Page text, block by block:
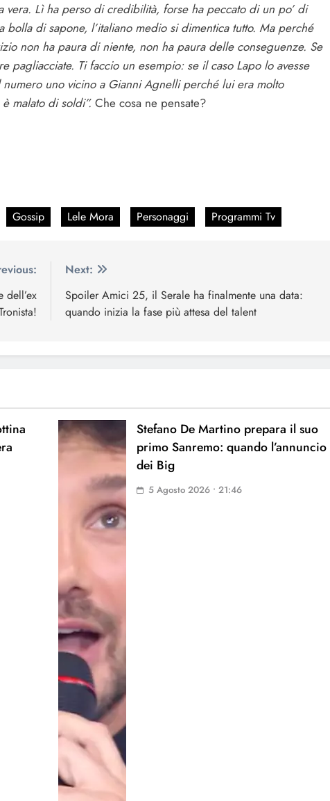
vera. Lì ha perso di credibilità, forse ha peccato di un po’ di
di sapone, l’italiano medio si dimentica tutto. Ma perché
non ha paura di niente, non ha paura delle conseguenze. Se
pagliacciate. Ti faccio un esempio: se il caso Lapo lo avesse
uno vicino a Gianni Agnelli perché lui era molto
malato di soldi”. Che cosa ne pensate?
Gossip Lele Mora Personaggi Programmi Tv
dell’ex
Next:
Spoiler Amici 25, il Serale ha finalmente una data:
quando inizia la fase più attesa del talent
Stefano De Martino prepara il suo
primo Sanremo: quando l’annuncio
dei Big
5 Agosto 2026 • 21:46